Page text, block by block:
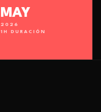
MAY
2026
1 H DURACIÓN